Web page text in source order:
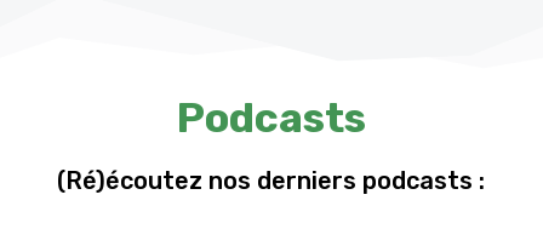
Podcasts
(Ré)écoutez nos derniers podcasts :